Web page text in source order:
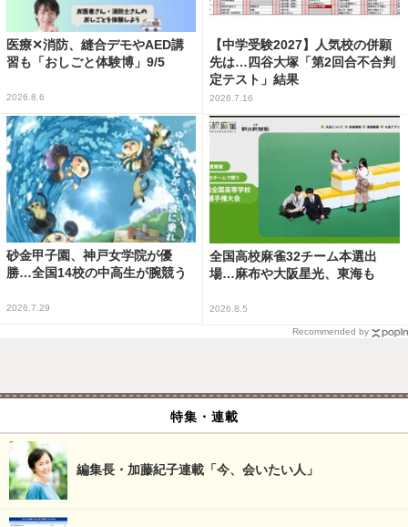
医療✕消防、縫合デモやAED講
習も「おしごと体験博」9/5
2026.8.6
【中学受験2027】人気校の併願
先は…四谷大塚「第2回合不合判
定テスト」結果
2026.7.16
砂金甲子園、神戸女学院が優
勝…全国14校の中高生が腕競う
2026.7.29
全国高校麻雀32チーム本選出
場…麻布や大阪星光、東海も
2026.8.5
Recommended by
特集・連載
編集長・加藤紀子連載「今、会いたい人」